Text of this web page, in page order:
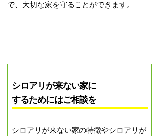
で、大切な家を守ることができます。
シロアリが来ない家に
するためにはご相談を
シロアリが来ない家の特徴やシロアリが